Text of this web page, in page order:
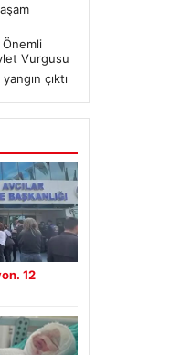
Önemli
Vurgusu
çıktı
12